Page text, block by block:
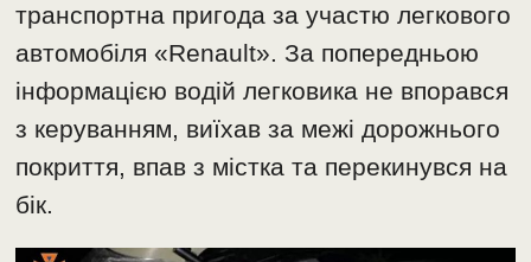
транспортна пригода за участю легкового
автомобіля «Renault». За попередньою
інформацією водій легковика не впорався
з керуванням, виїхав за межі дорожнього
покриття, впав з містка та перекинувся на
бік.